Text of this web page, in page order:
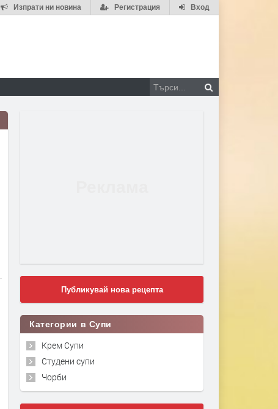
Вход
Регистрация
Изпрати ни новина
Публикувай нова рецепта
Категории в Супи
Крем Супи
Студени супи
Чорби